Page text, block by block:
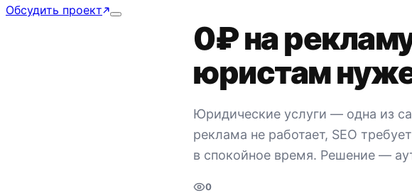
Обсудить проект
0₽ на
юристам
Юридические услуги — одна из
реклама не работает, SEO
в спокойное время. Решение —
0